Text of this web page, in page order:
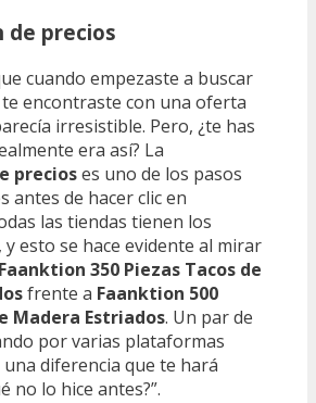
de precios
cuando empezaste a buscar
encontraste con una oferta
irresistible. Pero, ¿te has
era así? La
precioses uno de los pasos
antes de hacer clic en
las tiendas tienen los
y esto se hace evidente al mirar
Faanktion 350 Piezas Tacos de
frente a Faanktion 500
Madera Estriados. Un par de
por varias plataformas
diferencia que te hará
no lo hice antes?”.